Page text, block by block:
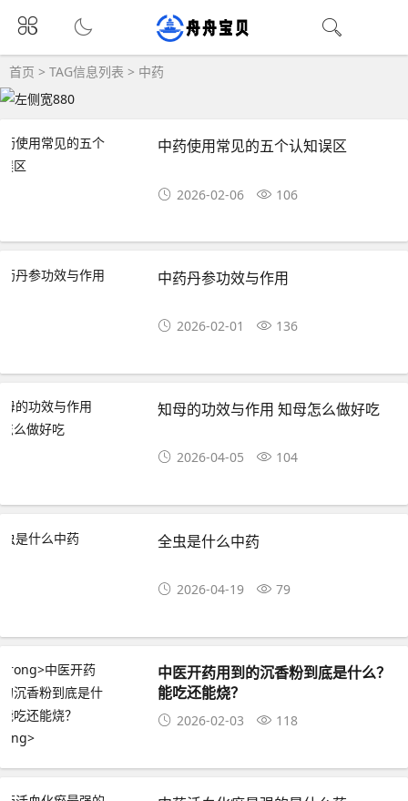
首页 > TAG信息列表 > 中药
中药使用常见的五个认知误区
2026-02-06 106
中药丹参功效与作用
2026-02-01 136
知母的功效与作用 知母怎么做好吃
2026-04-05 104
全虫是什么中药
2026-04-19 79
中医开药用到的沉香粉到底是什么？
能吃还能烧？
2026-02-03 118